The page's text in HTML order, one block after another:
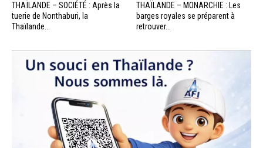
THAÏLANDE – SOCIÉTÉ : Après la
tuerie de Nonthaburi, la
Thaïlande...
THAÏLANDE – MONARCHIE : Les
barges royales se préparent à
retrouver...